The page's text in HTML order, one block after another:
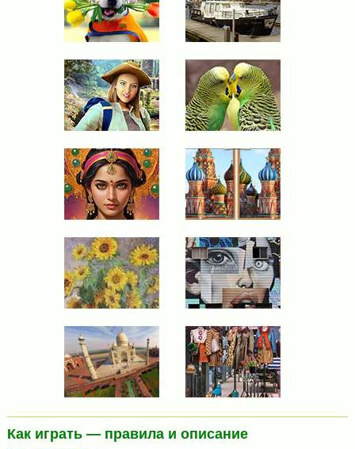
Как играть — правила и описание